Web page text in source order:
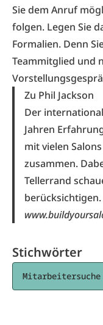
Sie dem Anruf
folgen. Legen Sie
Formalien. Denn
Teammitglied und
Zu Phil Jackson
Der
Jahren
mit vielen
zusammen.
Tellerrand
berücksichtigen.
Stichwörter
Mitarbeitersuche